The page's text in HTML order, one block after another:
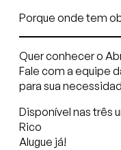
Porque onde tem
Quer conhecer o
Fale com a equipe
para sua
Disponível nas três
Rico
Alugue já!